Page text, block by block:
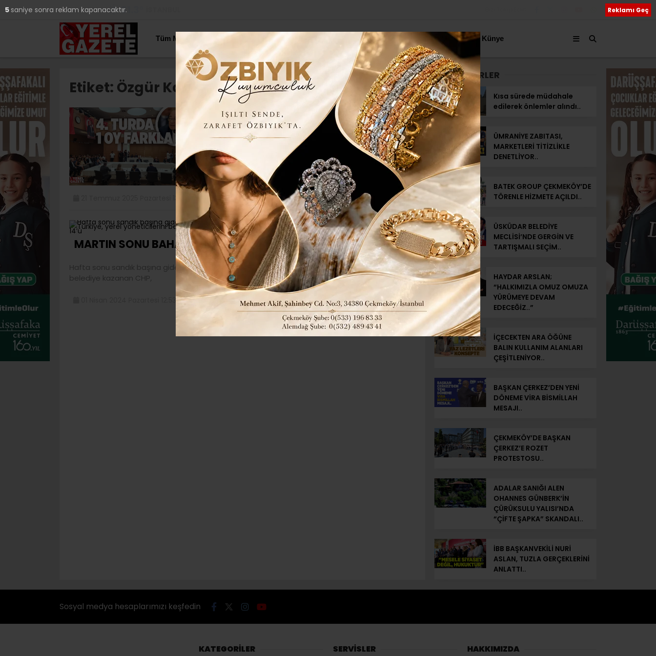
YAZARLAR 31.3
Tüm Manşetler Yerel Haberler Genel Siyaset Kültür Sanat Hakkımızda Künye
Etiket: Özgür Kabadayı
ŞİLE BELEDİYESİ’NİN BAŞKANVEKİLİ
SACİT TERZİ SEÇİLDİ..
Şile Belediye Meclisi’nde yapılan başkanvekilliği
seçiminde, CHP’nin adayı Sacit Terzi 4. turda 8 oyla
seçimi
1 NİSAN ŞAKASI DEĞİL GERÇEK!
MARTIN SONU BAHAR OLDU..
Hafta sonu sandık başına giden Türkiye, yerel yöneticilerini belirledi. 14’ü büyükşehir 35
belediye kazanan CHP,
01 Nisan 2024 Pazartesi 12:53
SON HABERLER
Kısa sürede müdahale
edilerek önlemler alındı..
ÜMRANİYE ZABITASI,
MARKETLERİ TİTİZLİKLE
DENETLİYOR..
BATEK GROUP ÇEKMEKÖY’DE
TÖRENLE HİZMETE AÇILDI..
ÜSKÜDAR BELEDİYE
MECLİSİ’NDE GERGİN VE
TARTIŞMALI SEÇİM..
HAYDAR ARSLAN;
“HALKIMIZLA OMUZ OMUZA
YÜRÜMEYE DEVAM
EDECEĞİZ..”
İÇECEKTEN ARA ÖĞÜNE
BALIN KULLANIM ALANLARI
ÇEŞİTLENİYOR..
BAŞKAN ÇERKEZ’DEN YENİ
DÖNEME VİRA BİSMİLLAH
MESAJI..
ÇEKMEKÖY’DE BAŞKAN
ÇERKEZ’E ROZET
PROTESTOSU..
ADALAR SANIĞI ALEN
OHANNES GÜNBERK’İN
ÇÜRÜKSULU YALISI’NDA
“ÇİFTE ŞAPKA” SKANDALI..
İBB BAŞKANVEKİLİ NURİ
ASLAN, TUZLA GERÇEKLERİNİ
ANLATTI..
4 saniye sonra reklam kapanacaktır. Reklamı Geç
Sosyal medya hesaplarımızı keşfedin
KATEGORİLER SERVİSLER HAKKIMIZDA